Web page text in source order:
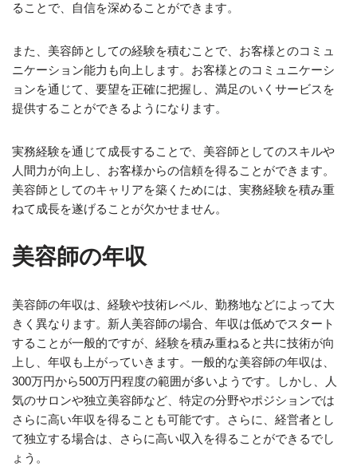
ることで、自信を深めることができます。
また、美容師としての経験を積むことで、お客様とのコミュ
ニケーション能力も向上します。お客様とのコミュニケーシ
ョンを通じて、要望を正確に把握し、満足のいくサービスを
提供することができるようになります。
実務経験を通じて成長することで、美容師としてのスキルや
人間力が向上し、お客様からの信頼を得ることができます。
美容師としてのキャリアを築くためには、実務経験を積み重
ねて成長を遂げることが欠かせません。
美容師の年収
美容師の年収は、経験や技術レベル、勤務地などによって大
きく異なります。新人美容師の場合、年収は低めでスタート
することが一般的ですが、経験を積み重ねると共に技術が向
上し、年収も上がっていきます。一般的な美容師の年収は、
300万円から500万円程度の範囲が多いようです。しかし、人
気のサロンや独立美容師など、特定の分野やポジションでは
さらに高い年収を得ることも可能です。さらに、経営者とし
て独立する場合は、さらに高い収入を得ることができるでし
ょう。